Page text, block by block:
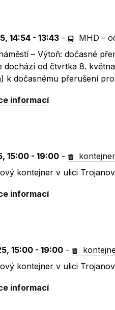
14:54 - 13:43 - MHD -
– Výtoň: dočasné
dochází od čtvrtka 8.
k dočasnému přerušení
informací
15:00 - 19:00 -
kontejner v ulici
informací
15:00 - 19:00 -
kontejner v ulici
informací